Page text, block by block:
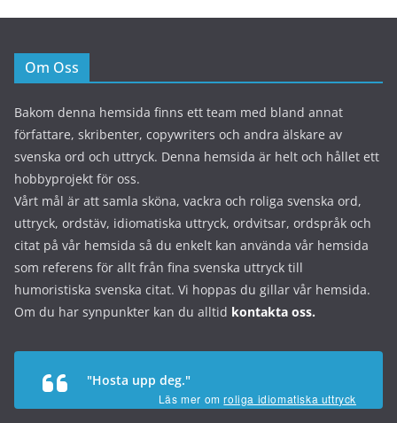
Om Oss
Bakom denna hemsida finns ett team med bland annat
författare, skribenter, copywriters och andra älskare av
svenska ord och uttryck. Denna hemsida är helt och hållet ett
hobbyprojekt för oss.
Vårt mål är att samla sköna, vackra och roliga svenska ord,
uttryck, ordstäv, idiomatiska uttryck, ordvitsar, ordspråk och
citat på vår hemsida så du enkelt kan använda vår hemsida
som referens för allt från fina svenska uttryck till
humoristiska svenska citat. Vi hoppas du gillar vår hemsida.
Om du har synpunkter kan du alltid kontakta oss.
"Hosta upp deg."
Läs mer omroliga idiomatiska uttryck